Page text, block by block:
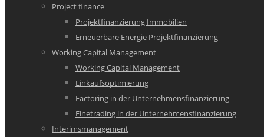
Project finance
Projektfinanzierung Immobilien
Erneuerbare Energie Projektfinanzierung
Working Capital Management
Working Capital Management
Einkaufsoptimierung
Factoring in der Unternehmensfinanzierung
Finetrading in der Unternehmensfinanzierung
Interimsmanagement